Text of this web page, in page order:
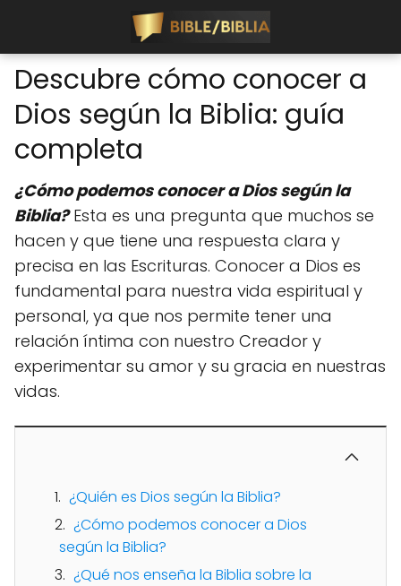
Descubre cómo conocer a
Dios según la Biblia: guía
completa
¿Cómo podemos conocer a Dios según la
Biblia?Esta es una pregunta que muchos se
hacen y que tiene una respuesta clara y
precisa en las Escrituras. Conocer a Dios es
fundamental para nuestra vida espiritual y
personal, ya que nos permite tener una
relación íntima con nuestro Creador y
experimentar su amor y su gracia en nuestras
vidas.
¿Quién es Dios según la Biblia?
¿Cómo podemos conocer a Dios
según la Biblia?
¿Qué nos enseña la Biblia sobre la